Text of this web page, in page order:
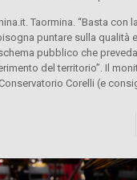
Taormina. “Basta con
puntare sulla qualità
pubblico che
del territorio”. Il
Corelli (e